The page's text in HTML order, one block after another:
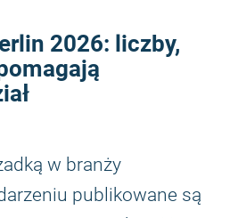
2026: liczby,
w branży
publikowane są